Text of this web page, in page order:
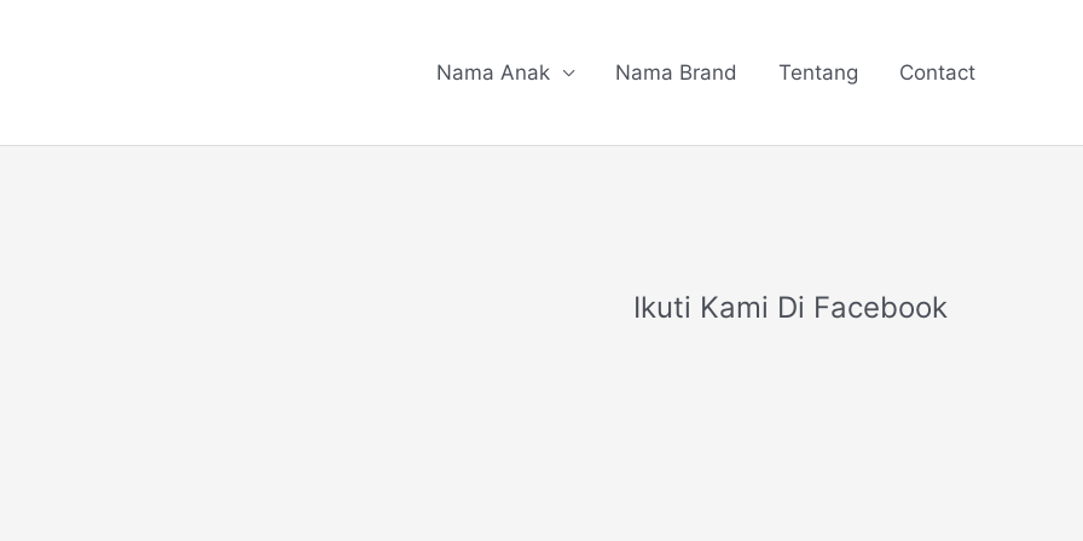
Nama Anak Nama Brand Tentang Contact
Ikuti Kami Di Facebook